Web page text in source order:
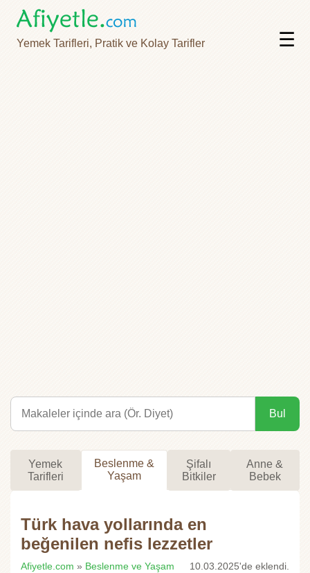
Yemek Tarifleri, Pratik ve Kolay Tarifler ☰
Bul
Yemek
Tarifleri
Beslenme &
Yaşam
Şifalı
Bitkiler
Anne &
Bebek
Türk hava yollarında en
beğenilen nefis lezzetler
Afiyetle.com » Beslenme ve Yaşam 10.03.2025'de eklendi.